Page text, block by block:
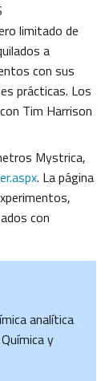
limitado de
a
con sus
prácticas. Los
Tim Harrison
Mystrica,
. La página
con
analítica
y